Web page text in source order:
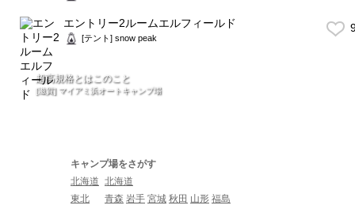
エントリー2ルームエルフィールド
[テント] snow peak
超高規格とはこのこと
[滋賀] マイアミ浜オートキャンプ場
キャンプ場をさがす
北海道 北海道
東北
青森 岩手 宮城 秋田 山形 福島